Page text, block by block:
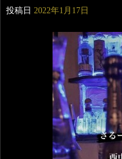
投稿日 2022年1月17日